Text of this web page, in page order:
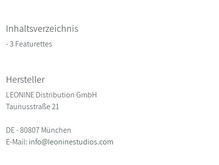
Inhaltsverzeichnis
- 3 Featurettes
Hersteller
LEONINE Distribution GmbH
Taunusstraße 21
DE - 80807 München
E-Mail: info@leoninestudios.com